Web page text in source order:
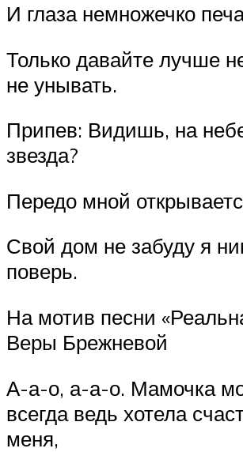
И глаза немножечко
Только давайте лучше
не унывать.
Припев: Видишь, на
звезда?
Передо мной
Свой дом не забуду я
поверь.
На мотив песни
Веры Брежневой
А-а-о, а-а-о. Мамочка
всегда ведь хотела
меня,